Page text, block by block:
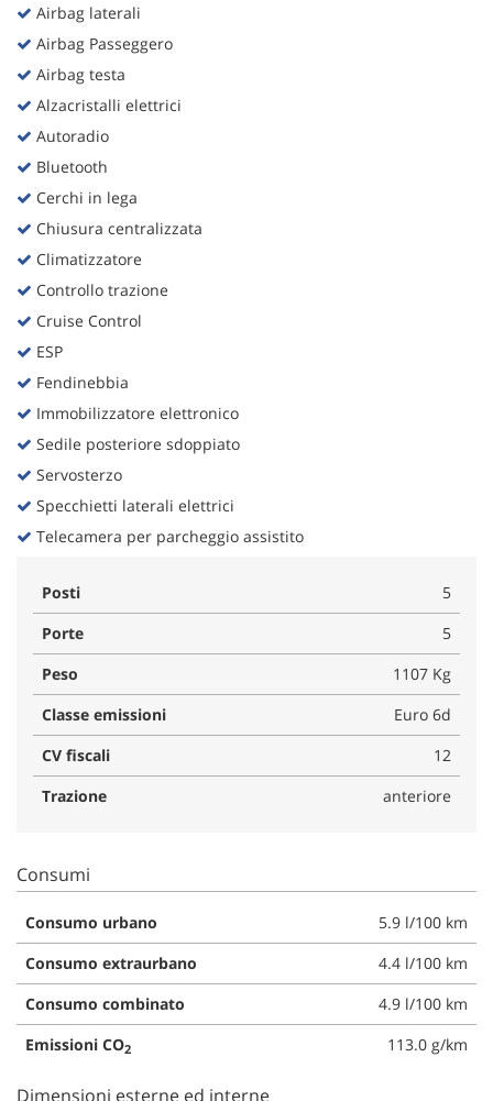
Airbag laterali
Airbag Passeggero
Airbag testa
Alzacristalli elettrici
Autoradio
Bluetooth
Cerchi in lega
Chiusura centralizzata
Climatizzatore
Controllo trazione
Cruise Control
ESP
Fendinebbia
Immobilizzatore elettronico
Sedile posteriore sdoppiato
Servosterzo
Specchietti laterali elettrici
Telecamera per parcheggio assistito
Posti
5
Porte
5
Peso
1107 Kg
Classe emissioni
Euro 6d
CV fiscali
12
Trazione
anteriore
Consumi
Consumo urbano
5.9 l/100 km
Consumo extraurbano
4.4 l/100 km
Consumo combinato
4.9 l/100 km
Emissioni CO2 113.0 g/km
Dimensioni esterne ed interne